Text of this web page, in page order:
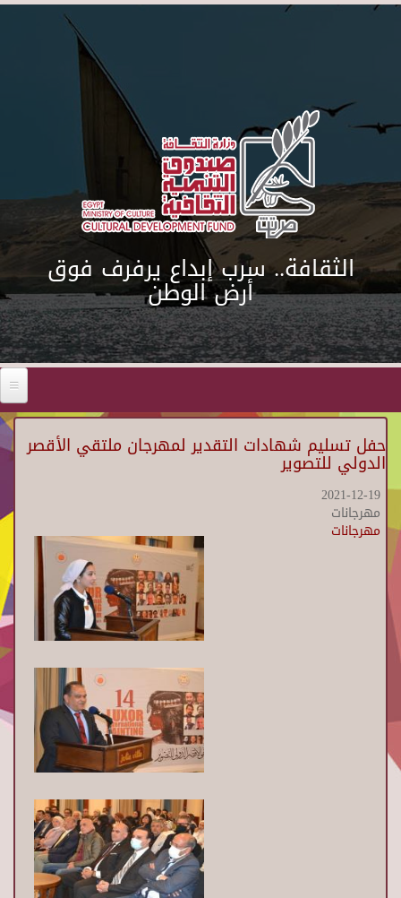
Skip to main content
الثقافة.. سرب إبداع يرفرف فوق
أرض الوطن
حفل تسليم شهادات التقدير لمهرجان ملتقي الأقصر
الدولي للتصوير
2021-12-19
مهرجانات
مهرجانات